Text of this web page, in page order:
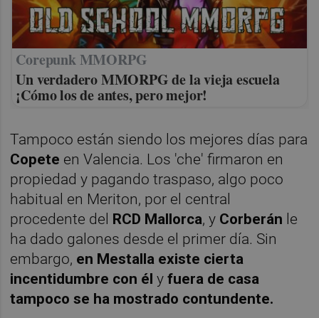
Corepunk MMORPG
Un verdadero MMORPG de la vieja escuela
¡Cómo los de antes, pero mejor!
Tampoco están siendo los mejores días para
Copete en Valencia. Los 'che' firmaron en
propiedad y pagando traspaso, algo poco
habitual en Meriton, por el central
procedente del RCD Mallorca, y Corberán le
ha dado galones desde el primer día. Sin
embargo, en Mestalla existe cierta
incentidumbre con élyfuera de casa
tampoco se ha mostrado contundente.